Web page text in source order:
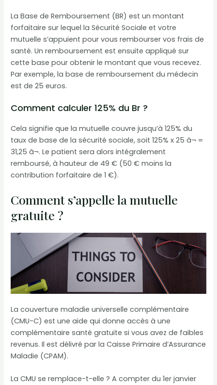
La Base de Remboursement (BR) est un montant
forfaitaire sur lequel la Sécurité Sociale et votre
mutuelle s’appuient pour vous rembourser vos frais de
santé. Un remboursement est ensuite appliqué sur
cette base pour obtenir le montant que vous recevez.
Par exemple, la base de remboursement du médecin
est de 25 euros.
Comment calculer 125% du Br ?
Cela signifie que la mutuelle couvre jusqu’à 125% du
taux de base de la sécurité sociale, soit 125% x 25 â¬ =
31,25 â¬. Le patient sera alors intégralement
remboursé, à hauteur de 49 € (50 € moins la
contribution forfaitaire de 1 €).
Comment s’appelle la mutuelle
gratuite ?
La couverture maladie universelle complémentaire
(CMU-C) est une aide qui donne accès à une
complémentaire santé gratuite si vous avez de faibles
revenus. Il est délivré par la Caisse Primaire d’Assurance
Maladie (CPAM).
La CMU se remplace-t-elle ? A compter du 1er janvier